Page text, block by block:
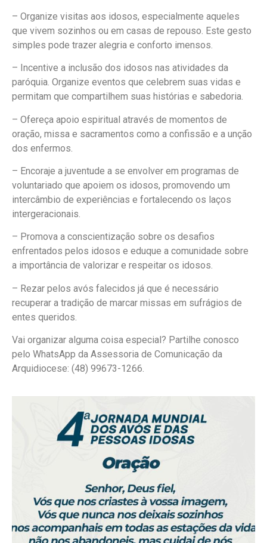
– Organize visitas aos idosos, especialmente aqueles
que vivem sozinhos ou em casas de repouso. Este gesto
simples pode trazer alegria e conforto imensos.
– Incentive a inclusão dos idosos nas atividades da
paróquia. Organize eventos que celebrem suas vidas e
permitam que compartilhem suas histórias e sabedoria.
– Ofereça apoio espiritual através de momentos de
oração, missa e sacramentos como a confissão e a unção
dos enfermos.
– Encoraje a juventude a se envolver em programas de
voluntariado que apoiem os idosos, promovendo um
intercâmbio de experiências e fortalecendo os laços
intergeracionais.
– Promova a conscientização sobre os desafios
enfrentados pelos idosos e eduque a comunidade sobre
a importância de valorizar e respeitar os idosos.
– Rezar pelos avós falecidos já que é necessário
recuperar a tradição de marcar missas em sufrágios de
entes queridos.
Vai organizar alguma coisa especial? Partilhe conosco
pelo WhatsApp da Assessoria de Comunicação da
Arquidiocese: (48) 99673-1266.